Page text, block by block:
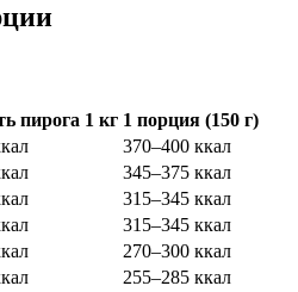
пирога 1 кг 1 порция (150 г)
370–400 ккал
345–375 ккал
315–345 ккал
315–345 ккал
270–300 ккал
255–285 ккал